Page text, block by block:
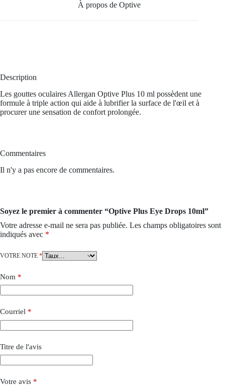
À propos de Optive
Description
Les gouttes oculaires Allergan Optive Plus 10 ml possèdent une
formule à triple action qui aide à lubrifier la surface de l'œil et à
procurer une sensation de confort prolongée.
Commentaires
Il n'y a pas encore de commentaires.
Soyez le premier à commenter “Optive Plus Eye Drops 10ml”
Votre adresse e-mail ne sera pas publiée. Les champs obligatoires sont
indiqués avec *
VOTRE NOTE *
Nom *
Courriel *
Titre de l'avis
Votre avis *